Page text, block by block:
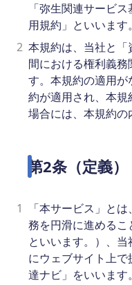
「弥生関連サービ
用規約」といいます
2 本規約は、当社と
間における権利義務
す。本規約の適用
約が適用され、本
場合には、本規約の
第2条（定義）
1
「本サービス」と
務を円滑に進めるこ
といいます。）、
にウェブサイト上
達ナビ」をいいます。